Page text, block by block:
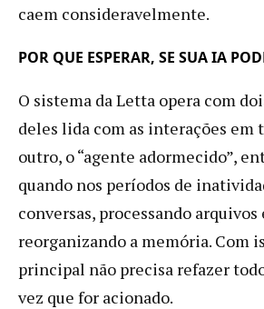
caem consideravelmente.
POR QUE ESPERAR, SE SUA IA
O sistema da Letta opera com
deles lida com as interações em
outro, o “agente adormecido”,
quando nos períodos de
conversas, processando arquivos
reorganizando a memória. Com
principal não precisa refazer
vez que for acionado.